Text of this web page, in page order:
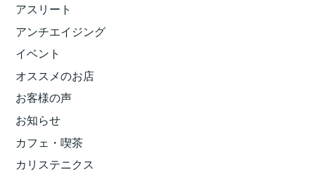
アスリート
アンチエイジング
イベント
オススメのお店
お客様の声
お知らせ
カフェ・喫茶
カリステニクス